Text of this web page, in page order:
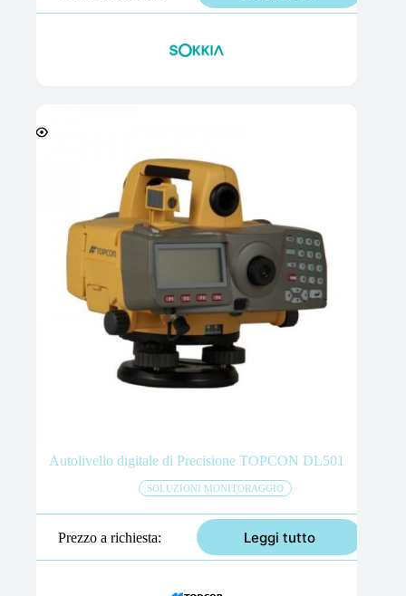
Autolivello digitale di Precisione TOPCON DL501
SOLUZIONI MONITORAGGIO
Prezzo a richiesta Leggi tutto